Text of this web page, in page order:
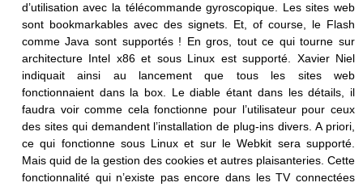
d’utilisation avec la télécommande gyroscopique. Les sites web
sont bookmarkables avec des signets. Et, of course, le Flash
comme Java sont supportés ! En gros, tout ce qui tourne sur
architecture Intel x86 et sous Linux est supporté. Xavier Niel
indiquait ainsi au lancement que tous les sites web
fonctionnaient dans la box. Le diable étant dans les détails, il
faudra voir comme cela fonctionne pour l’utilisateur pour ceux
des sites qui demandent l’installation de plug-ins divers. A priori,
ce qui fonctionne sous Linux et sur le Webkit sera supporté.
Mais quid de la gestion des cookies et autres plaisanteries. Cette
fonctionnalité qui n’existe pas encore dans les TV connectées